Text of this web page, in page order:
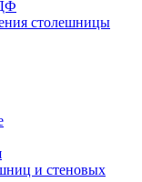
столешницы
и стеновых